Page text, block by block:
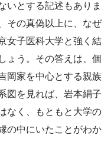
いとする記述もありま
その真偽以上に、なぜ
女子医科大学と強く結
ょう。その答えは、個
岡家を中心とする親族
図を見れば、岩本絹子
なく、もともと大学の
の中にいたことがわか